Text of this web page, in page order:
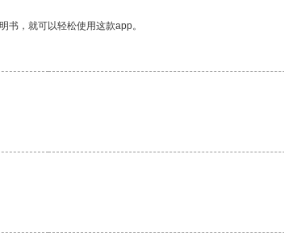
书，就可以轻松使用这款app。